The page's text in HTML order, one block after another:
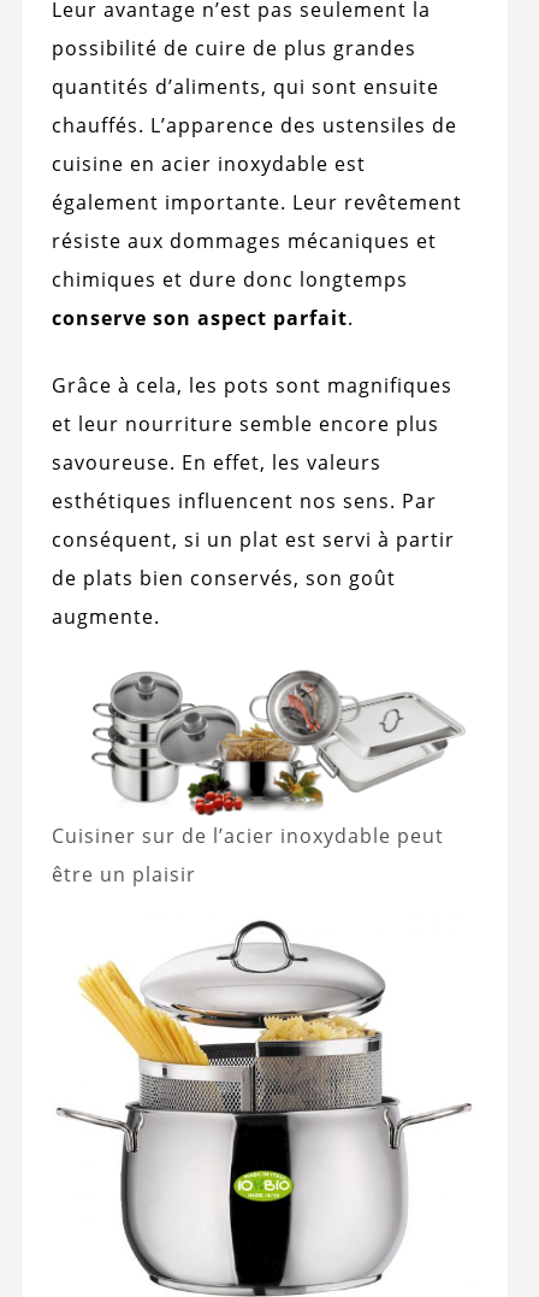
Leur avantage n’est pas seulement la
possibilité de cuire de plus grandes
quantités d’aliments, qui sont ensuite
chauffés. L’apparence des ustensiles de
cuisine en acier inoxydable est
également importante. Leur revêtement
résiste aux dommages mécaniques et
chimiques et dure donc longtemps
conserve son aspect parfait.
Grâce à cela, les pots sont magnifiques
et leur nourriture semble encore plus
savoureuse. En effet, les valeurs
esthétiques influencent nos sens. Par
conséquent, si un plat est servi à partir
de plats bien conservés, son goût
augmente.
Cuisiner sur de l’acier inoxydable peut
être un plaisir